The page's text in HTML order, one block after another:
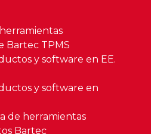
Bartec TPMS
y software en EE.
y software en
de herramientas
Bartec